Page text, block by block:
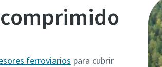
ferroviarios para cubrir